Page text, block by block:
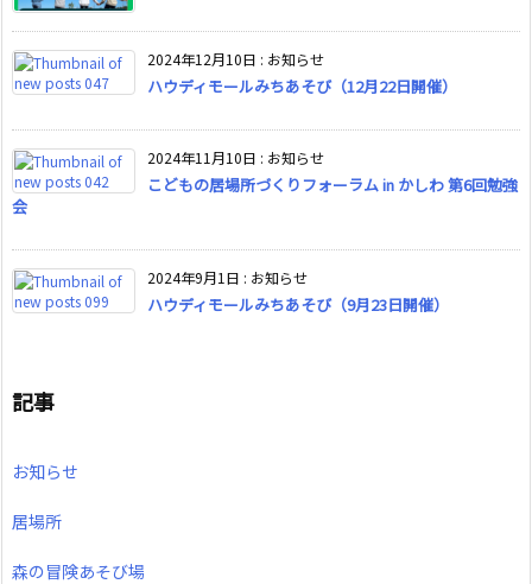
2024年12月10日 : お知らせ
ハウディモールみちあそび（12月22日開催）
2024年11月10日 : お知らせ
こどもの居場所づくりフォーラム in かしわ 第6回勉強
会
2024年9月1日 : お知らせ
ハウディモールみちあそび（9月23日開催）
記事
お知らせ
居場所
森の冒険あそび場